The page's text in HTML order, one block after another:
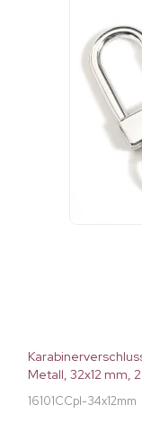
Metall, 32x12 mm,
16101CCpl-34x12mm